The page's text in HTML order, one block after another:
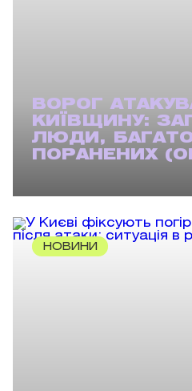
ВОРОГ
КИЇВЩИНУ:
ЛЮДИ,
ПОРАНЕНИХ
НОВИНИ